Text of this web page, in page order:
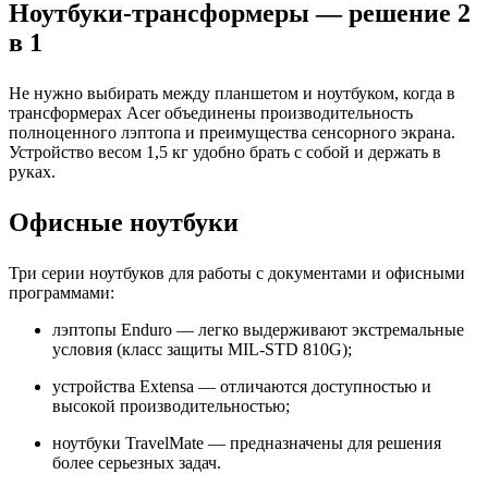
Ноутбуки-трансформеры — решение 2
в 1
Не нужно выбирать между планшетом и ноутбуком, когда в
трансформерах Acer объединены производительность
полноценного лэптопа и преимущества сенсорного экрана.
Устройство весом 1,5 кг удобно брать с собой и держать в
руках.
Офисные ноутбуки
Три серии ноутбуков для работы с документами и офисными
программами:
лэптопы Enduro — легко выдерживают экстремальные
условия (класс защиты MIL-STD 810G);
устройства Extensa — отличаются доступностью и
высокой производительностью;
ноутбуки TravelMate — предназначены для решения
более серьезных задач.